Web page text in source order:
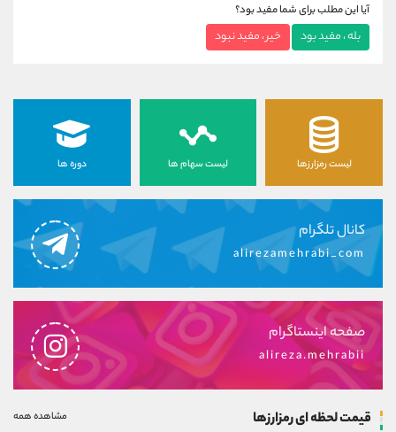
آیا این مطلب برای شما مفید بود؟
بله ، مفید بود خیر ، مفید نبود
لیست رمزارزها لیست سهام ها دوره ها
کانال تلگرام
alirezamehrabi_com
صفحه اینستاگرام
alireza.mehrabii
قیمت لحظه ای رمزارزها مشاهده همه